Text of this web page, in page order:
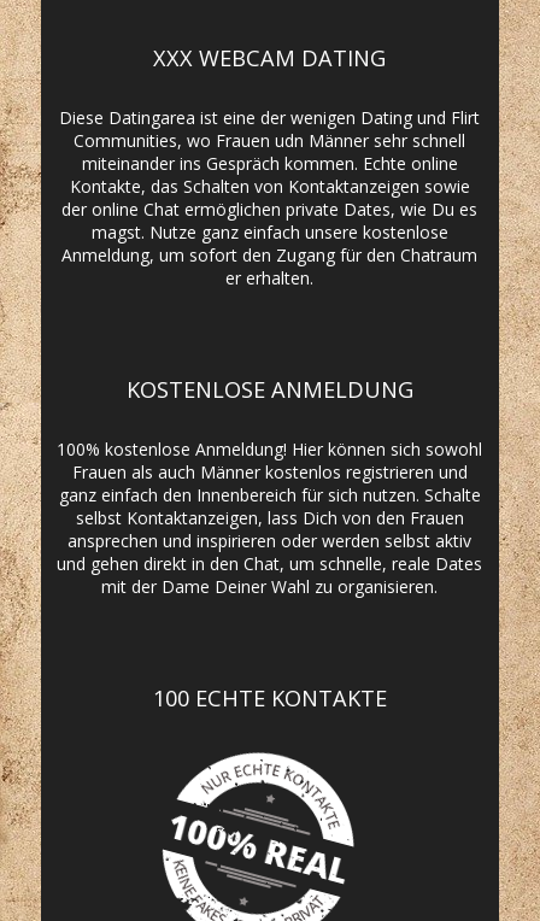
XXX WEBCAM DATING
Diese Datingarea ist eine der wenigen Dating und Flirt
Communities, wo Frauen udn Männer sehr schnell
miteinander ins Gespräch kommen. Echte online
Kontakte, das Schalten von Kontaktanzeigen sowie
der online Chat ermöglichen private Dates, wie Du es
magst. Nutze ganz einfach unsere kostenlose
Anmeldung, um sofort den Zugang für den Chatraum
er erhalten.
KOSTENLOSE ANMELDUNG
100% kostenlose Anmeldung! Hier können sich sowohl
Frauen als auch Männer kostenlos registrieren und
ganz einfach den Innenbereich für sich nutzen. Schalte
selbst Kontaktanzeigen, lass Dich von den Frauen
ansprechen und inspirieren oder werden selbst aktiv
und gehen direkt in den Chat, um schnelle, reale Dates
mit der Dame Deiner Wahl zu organisieren.
100 ECHTE KONTAKTE